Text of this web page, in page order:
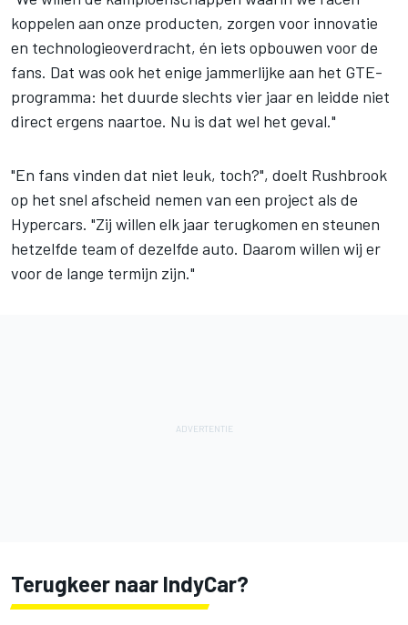
koppelen aan onze producten, zorgen voor innovatie
en technologieoverdracht, én iets opbouwen voor de
fans. Dat was ook het enige jammerlijke aan het GTE-
programma: het duurde slechts vier jaar en leidde niet
direct ergens naartoe. Nu is dat wel het geval."
"En fans vinden dat niet leuk, toch?", doelt Rushbrook
op het snel afscheid nemen van een project als de
Hypercars. "Zij willen elk jaar terugkomen en steunen
hetzelfde team of dezelfde auto. Daarom willen wij er
voor de lange termijn zijn."
Terugkeer naar IndyCar?